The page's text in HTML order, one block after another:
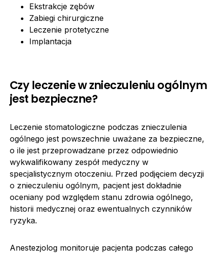
Ekstrakcje zębów
Zabiegi chirurgiczne
Leczenie protetyczne
Implantacja
Czy leczenie w znieczuleniu ogólnym
jest bezpieczne?
Leczenie stomatologiczne podczas znieczulenia
ogólnego jest powszechnie uważane za bezpieczne,
o ile jest przeprowadzane przez odpowiednio
wykwalifikowany zespół medyczny w
specjalistycznym otoczeniu. Przed podjęciem decyzji
o znieczuleniu ogólnym, pacjent jest dokładnie
oceniany pod względem stanu zdrowia ogólnego,
historii medycznej oraz ewentualnych czynników
ryzyka.
Anestezjolog monitoruje pacjenta podczas całego